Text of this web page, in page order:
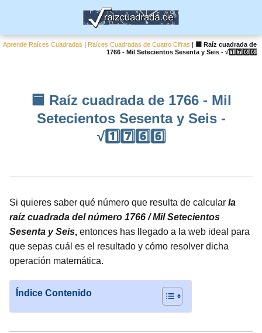
Aprende Raíces Cuadradas | Raíces Cuadradas de Cuatro Cifras |
🟦 Raíz cuadrada de
1766 - Mil Setecientos Sesenta y Seis - √1️⃣7️⃣6️⃣6️⃣
🟦 Raíz cuadrada de 1766 - Mil
Setecientos Sesenta y Seis -
√1️⃣7️⃣6️⃣6️⃣
Si quieres saber qué número que resulta de calcular la
raíz cuadrada del número 1766 / Mil Setecientos
Sesenta y Seis, entonces has llegado a la web ideal para
que sepas cuál es el resultado y cómo resolver dicha
operación matemática.
Índice Contenido